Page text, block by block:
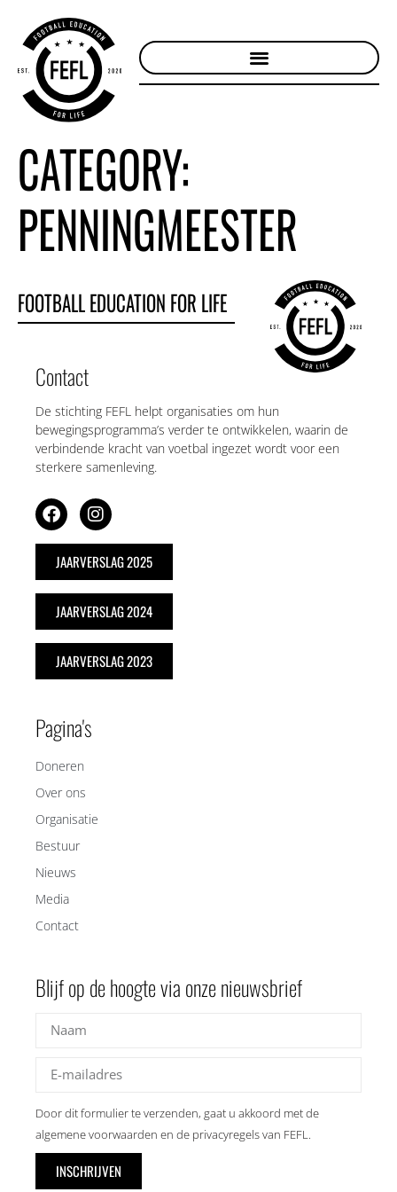
CATEGORY:
PENNINGMEESTER
FOOTBALL EDUCATION FOR LIFE
Contact
De stichting FEFL helpt organisaties om hun
bewegingsprogramma’s verder te ontwikkelen, waarin de
verbindende kracht van voetbal ingezet wordt voor een
sterkere samenleving.
JAARVERSLAG 2025
JAARVERSLAG 2024
JAARVERSLAG 2023
Pagina's
Doneren
Over ons
Organisatie
Bestuur
Nieuws
Media
Contact
Blijf op de hoogte via onze nieuwsbrief
Door dit formulier te verzenden, gaat u akkoord met de
algemene voorwaarden en de privacyregels van FEFL.
INSCHRIJVEN